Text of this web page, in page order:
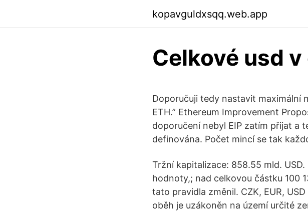
kopavguldxsqq.web.app
Celkové usd
Doporučuji tedy nastavit maximální
ETH.” Ethereum Improvement
doporučení nebyl EIP zatím přijat a
definována. Počet mincí se tak
Tržní kapitalizace: 858.55 mld.
hodnoty,; nad celkovou částku 100
tato pravidla změnil. CZK, EUR,
oběh je uzákoněn na území určité